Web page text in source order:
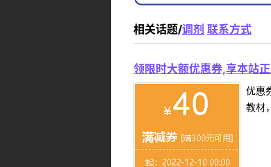
相关话题/调剂 联系方式
领限时大额优惠券,享本站
优惠
教材